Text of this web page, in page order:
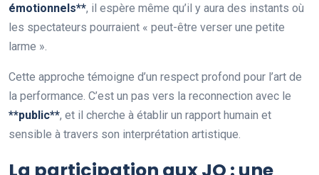
émotionnels**, il espère même qu’il y aura des instants où
les spectateurs pourraient « peut-être verser une petite
larme ».
Cette approche témoigne d’un respect profond pour l’art de
la performance. C’est un pas vers la reconnection avec le
**public**, et il cherche à établir un rapport humain et
sensible à travers son interprétation artistique.